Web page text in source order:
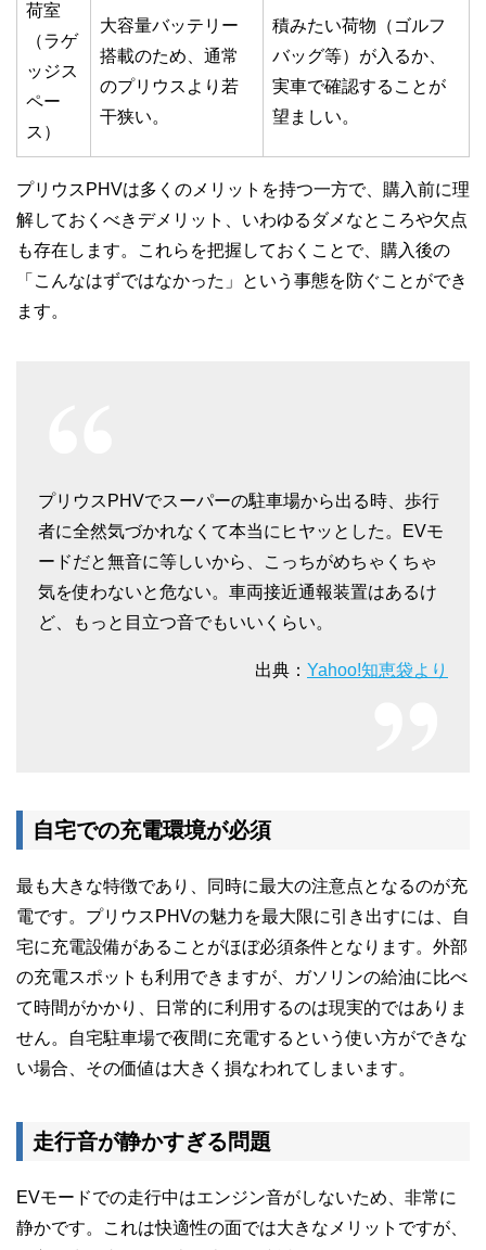
荷室
（ラゲ
ッジス
ペー
ス）
大容量バッテリー
搭載のため、通常
のプリウスより若
干狭い。
積みたい荷物（ゴルフ
バッグ等）が入るか、
実車で確認することが
望ましい。
プリウスPHVは多くのメリットを持つ一方で、購入前に理
解しておくべきデメリット、いわゆるダメなところや欠点
も存在します。これらを把握しておくことで、購入後の
「こんなはずではなかった」という事態を防ぐことができ
ます。
プリウスPHVでスーパーの駐車場から出る時、歩行
者に全然気づかれなくて本当にヒヤッとした。EVモ
ードだと無音に等しいから、こっちがめちゃくちゃ
気を使わないと危ない。車両接近通報装置はあるけ
ど、もっと目立つ音でもいいくらい。
出典： Yahoo!知恵袋より
自宅での充電環境が必須
最も大きな特徴であり、同時に最大の注意点となるのが充
電です。プリウスPHVの魅力を最大限に引き出すには、自
宅に充電設備があることがほぼ必須条件となります。外部
の充電スポットも利用できますが、ガソリンの給油に比べ
て時間がかかり、日常的に利用するのは現実的ではありま
せん。自宅駐車場で夜間に充電するという使い方ができな
い場合、その価値は大きく損なわれてしまいます。
走行音が静かすぎる問題
EVモードでの走行中はエンジン音がしないため、非常に
静かです。これは快適性の面では大きなメリットですが、